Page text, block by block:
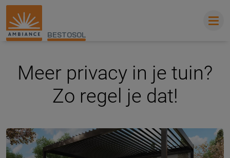
BESTOSOL
Meer privacy in je tuin?
Zo regel je dat!